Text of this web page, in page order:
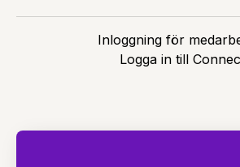
Inloggning för
Logga in till